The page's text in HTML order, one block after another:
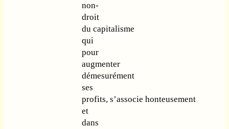
non-
droit
du capitalisme
qui
pour
augmenter
démesurément
ses
profits, s’associe honteusement
et
dans